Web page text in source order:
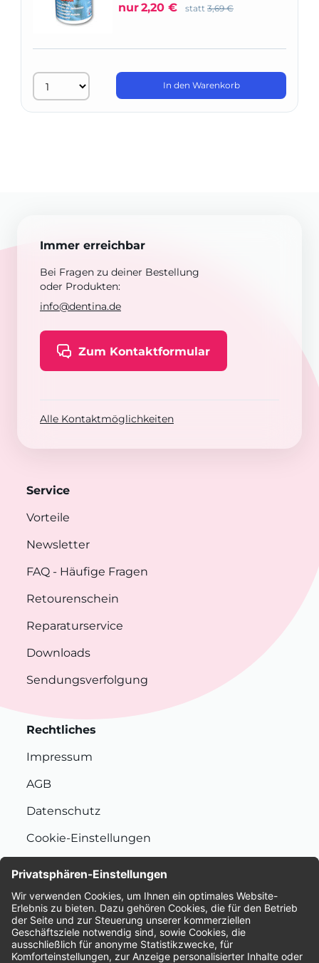
nur2,20 € statt 3,69 €
In den Warenkorb
Immer erreichbar
Bei Fragen zu deiner Bestellung
oder Produkten:
info@dentina.de
Zum Kontaktformular
Alle Kontaktmöglichkeiten
Service
Vorteile
Newsletter
FAQ - Häufige Fragen
Retourenschein
Reparaturservice
Downloads
Sendungsverfolgung
Rechtliches
Impressum
AGB
Datenschutz
Cookie-Einstellungen
Bewertungen